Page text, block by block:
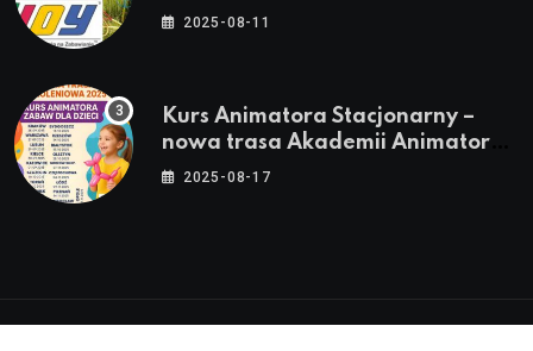
zestawy do baniek
2025-08-11
Kurs Animatora Stacjonarny –
nowa trasa Akademii Animatora
– jesień 2025
2025-08-17